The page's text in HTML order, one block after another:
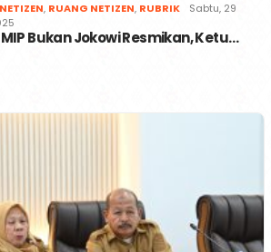
NETIZEN, RUANG NETIZEN, RUBRIK
Sabtu, 29
Bukan Jokowi Resmikan, Ketu…